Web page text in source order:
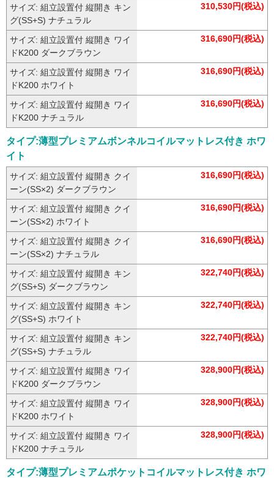
サイズ: 組立設置付 縦開き キン
グ(SS+S) ナチュラル
310,530円(税込)
サイズ: 組立設置付 縦開き ワイ
ドK200 ダークブラウン
316,690円(税込)
サイズ: 組立設置付 縦開き ワイ
ドK200 ホワイト
316,690円(税込)
サイズ: 組立設置付 縦開き ワイ
ドK200 ナチュラル
316,690円(税込)
タイプ:薄型プレミアムボンネルコイルマットレス付き ホワ
イト
サイズ: 組立設置付 縦開き クイ
ーン(SS×2) ダークブラウン
316,690円(税込)
サイズ: 組立設置付 縦開き クイ
ーン(SS×2) ホワイト
316,690円(税込)
サイズ: 組立設置付 縦開き クイ
ーン(SS×2) ナチュラル
316,690円(税込)
サイズ: 組立設置付 縦開き キン
グ(SS+S) ダークブラウン
322,740円(税込)
サイズ: 組立設置付 縦開き キン
グ(SS+S) ホワイト
322,740円(税込)
サイズ: 組立設置付 縦開き キン
グ(SS+S) ナチュラル
322,740円(税込)
サイズ: 組立設置付 縦開き ワイ
ドK200 ダークブラウン
328,900円(税込)
サイズ: 組立設置付 縦開き ワイ
ドK200 ホワイト
328,900円(税込)
サイズ: 組立設置付 縦開き ワイ
ドK200 ナチュラル
328,900円(税込)
タイプ:薄型プレミアムポケットコイルマットレス付き ホワ